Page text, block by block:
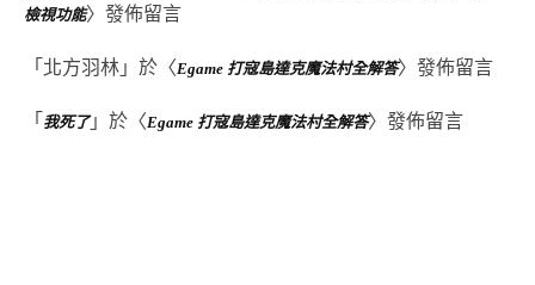
檢視功能〉發佈留言
「 北方羽林 」於〈Egame 打寇島達克魔法村全解答〉發佈留言
「 我死了」於〈Egame 打寇島達克魔法村全解答〉發佈留言